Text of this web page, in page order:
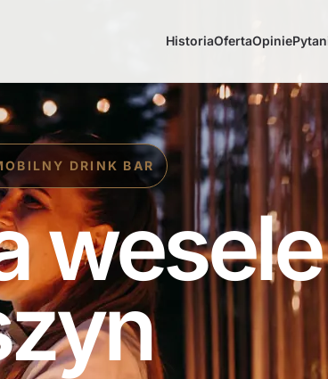
HistoriaOfertaOpinie
DRINK BAR